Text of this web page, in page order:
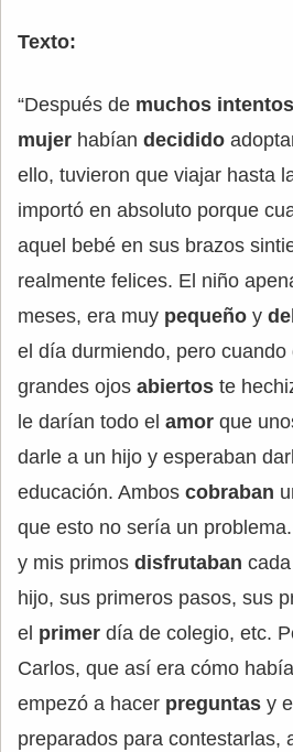
Texto:
“Después de muchos intentos
mujer habían decidido
ello, tuvieron que viajar hasta
importó en absoluto porque
aquel bebé en sus brazos
realmente felices. El niño
meses, era muy pequeño y
el día durmiendo, pero cuando
grandes ojos abiertos te
le darían todo el amor que
darle a un hijo y esperaban
educación. Ambos cobraban
que esto no sería un
y mis primos disfrutaban
hijo, sus primeros pasos, sus
el primer día de colegio, etc.
Carlos, que así era cómo
empezó a hacer preguntas y
preparados para contestarlas,